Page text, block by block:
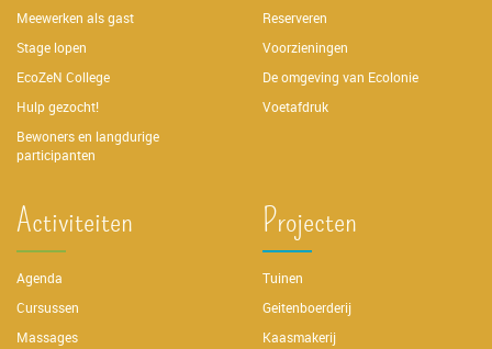
Meewerken als gast
Stage lopen
EcoZeN College
Hulp gezocht!
Bewoners en langdurige
participanten
Reserveren
Voorzieningen
De omgeving van Ecolonie
Voetafdruk
Activiteiten
Agenda
Cursussen
Massages
Projecten
Tuinen
Geitenboerderij
Kaasmakerij